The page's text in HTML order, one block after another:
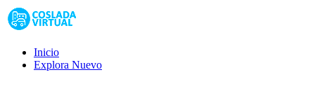
Inicio
Explora Nuevo